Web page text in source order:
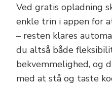
Ved gratis opladning
enkle trin i appen for
– resten klares
du altså både
bekvemmelighed, og
med at stå og taste